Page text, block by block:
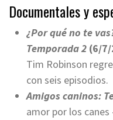
Documentales y
¿Por qué no te
Temporada 2 (6/
Tim Robinson
con seis episodios.
Amigos caninos:
amor por los